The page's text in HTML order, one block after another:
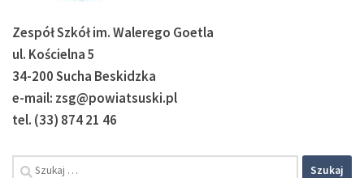
Zespół Szkół im. Walerego Goetla
ul. Kościelna 5
34-200 Sucha Beskidzka
e-mail: zsg@powiatsuski.pl
tel. (33) 874 21 46
Szukaj: